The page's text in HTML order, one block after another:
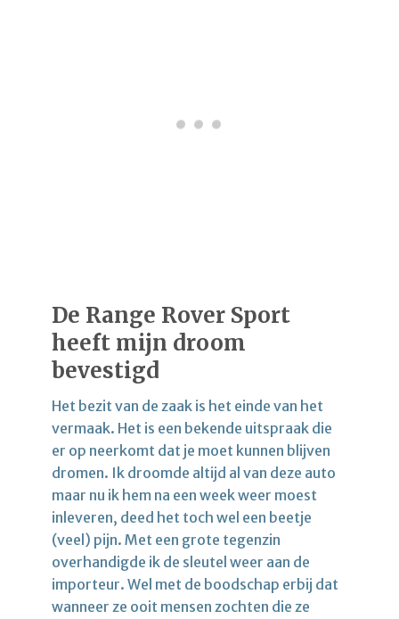
De Range Rover Sport
heeft mijn droom
bevestigd
Het bezit van de zaak is het einde van het
vermaak. Het is een bekende uitspraak die
er op neerkomt dat je moet kunnen blijven
dromen. Ik droomde altijd al van deze auto
maar nu ik hem na een week weer moest
inleveren, deed het toch wel een beetje
(veel) pijn. Met een grote tegenzin
overhandigde ik de sleutel weer aan de
importeur. Wel met de boodschap erbij dat
wanneer ze ooit mensen zochten die ze